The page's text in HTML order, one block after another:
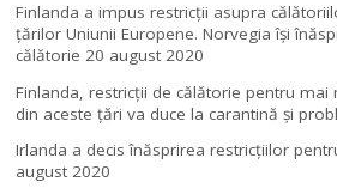
Finlanda a impus restricţii asupra
ţărilor Uniunii Europene. Norvegia își
călătorie 20 august 2020
Finlanda, restricţii de călătorie pentru mai
din aceste ţări va duce la carantină şi
Irlanda a decis înăsprirea restricțiilor
august 2020